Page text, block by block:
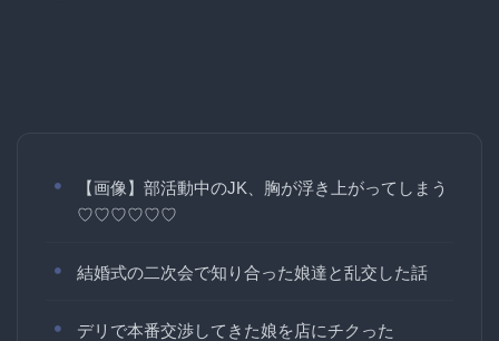
【画像】部活動中のJK、胸が浮き上がってしまう
♡♡♡♡♡♡
結婚式の二次会で知り合った娘達と乱交した話
デリで本番交渉してきた娘を店にチクった